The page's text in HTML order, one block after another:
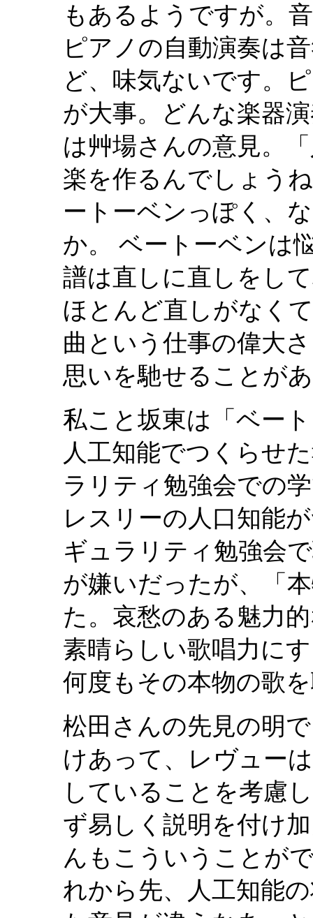
もあるようですが。
ピアノの自動演奏は
ど、味気ないです。
が大事。どんな楽器
は艸場さんの意見。
楽を作るんでしょう
ートーベンっぽく、
か。 ベートーベンは
譜は直しに直しをし
ほとんど直しがなく
曲という仕事の偉大
思いを馳せることが
私こと坂東は「ベー
人工知能でつくらせ
ラリティ勉強会での
レスリーの人口知能
ギュラリティ勉強会
が嫌いだったが、「
た。哀愁のある魅力
素晴らしい歌唱力に
何度もその本物の歌
松田さんの先見の明
けあって、レヴュー
していることを考慮
ず易しく説明を付け
んもこういうことが
れから先、人工知能